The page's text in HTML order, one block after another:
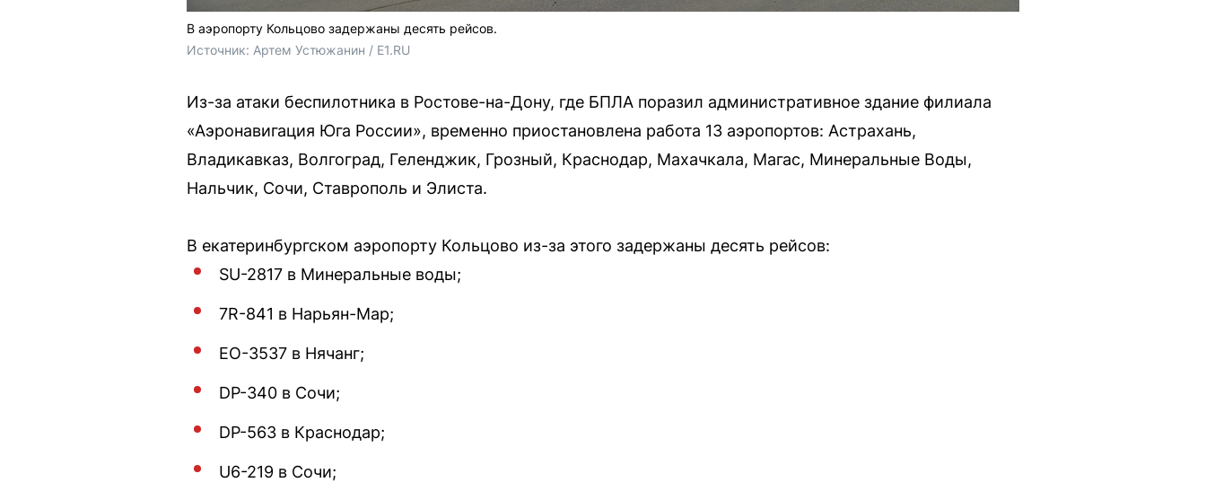
В аэропорту Кольцово задержаны десять рейсов.
Источник: Артем Устюжанин / E1.RU
Из-за атаки беспилотника в Ростове-на-Дону, где БПЛА поразил административное здание филиала
«Аэронавигация Юга России», временно приостановлена работа 13 аэропортов: Астрахань,
Владикавказ, Волгоград, Геленджик, Грозный, Краснодар, Махачкала, Магас, Минеральные Воды,
Нальчик, Сочи, Ставрополь и Элиста.
В екатеринбургском аэропорту Кольцово из-за этого задержаны десять рейсов:
SU-2817 в Минеральные воды;
7R-841 в Нарьян-Мар;
EO-3537 в Нячанг;
DP-340 в Сочи;
DP-563 в Краснодар;
U6-219 в Сочи;